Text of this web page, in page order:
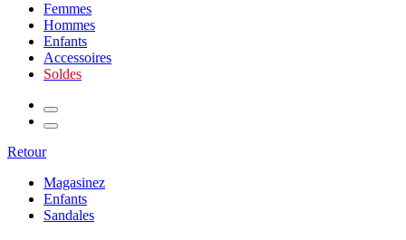
Femmes
Hommes
Enfants
Accessoires
Soldes
Retour
Magasinez
Enfants
Sandales